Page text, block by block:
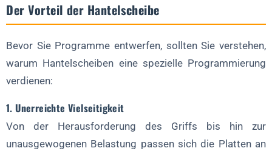
Kann das Training mit Platten das traditionelle Krafttraining
Welche Sicherheitsvorkehrungen gibt es beim Plattentraining?
Spezialitätenprogramm Variationen
1. Sportliche Leistung
2. Senioren-Fitness
3. Prä-/Postnatal
Strategien für die Gerätekopplung
Der Vorteil der Hantelscheibe
Bevor Sie Programme entwerfen, sollten Sie verstehen,
warum Hantelscheiben eine spezielle Programmierung
verdienen:
1. Unerreichte Vielseitigkeit
Von der Herausforderung des Griffs bis hin zur
unausgewogenen Belastung passen sich die Platten an